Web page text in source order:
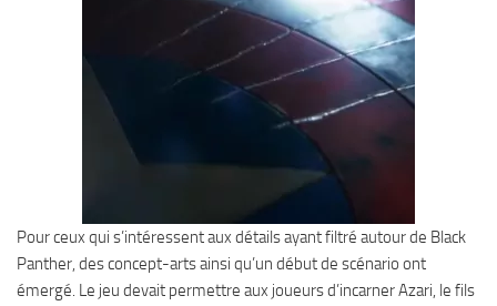
Pour ceux qui s’intéressent aux détails ayant filtré autour de Black
Panther, des concept-arts ainsi qu’un début de scénario ont
émergé. Le jeu devait permettre aux joueurs d’incarner Azari, le fils